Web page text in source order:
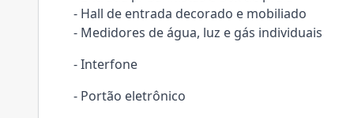
- Hall de entrada decorado e mobiliado
- Medidores de água, luz e gás individuais
- Interfone
- Portão eletrônico